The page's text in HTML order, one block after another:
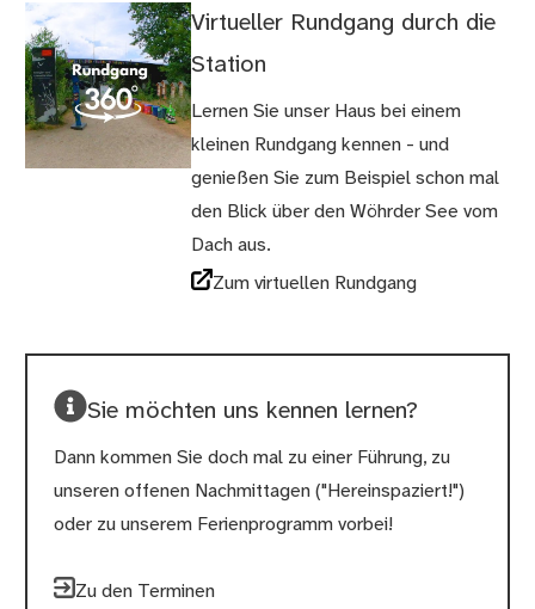
Virtueller Rundgang durch die
Station
Lernen Sie unser Haus bei einem
kleinen Rundgang kennen - und
genießen Sie zum Beispiel schon mal
den Blick über den Wöhrder See vom
Dach aus.
Zum virtuellen Rundgang
Sie möchten uns kennen lernen?
Dann kommen Sie doch mal zu einer Führung, zu
unseren offenen Nachmittagen ("Hereinspaziert!")
oder zu unserem Ferienprogramm vorbei!
Zu den Terminen